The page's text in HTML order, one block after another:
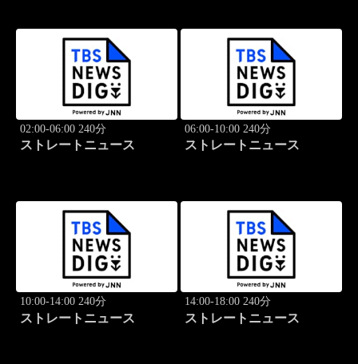
02:00-06:00 240分
ストレートニュース
06:00-10:00 240分
ストレートニュース
10:00-14:00 240分
ストレートニュース
14:00-18:00 240分
ストレートニュース